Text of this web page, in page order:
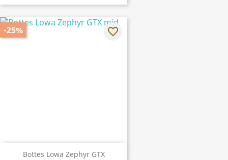
Bottes Lowa Zephyr GTX
-25% favorite_border